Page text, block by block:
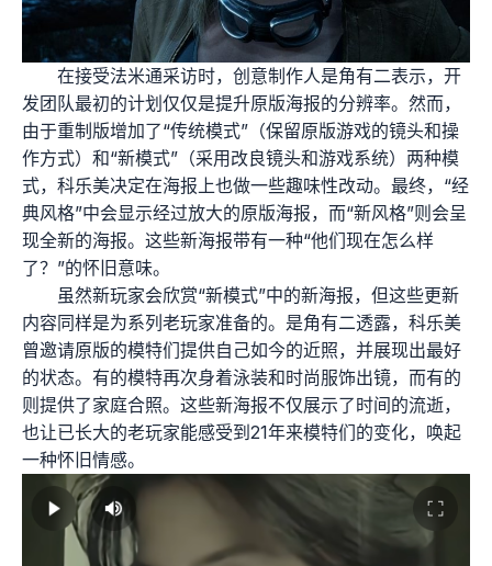
在接受法米通采访时，创意制作人是角有二表示，开
发团队最初的计划仅仅是提升原版海报的分辨率。然而，
由于重制版增加了“传统模式”（保留原版游戏的镜头和操
作方式）和“新模式”（采用改良镜头和游戏系统）两种模
式，科乐美决定在海报上也做一些趣味性改动。最终，“经
典风格”中会显示经过放大的原版海报，而“新风格”则会呈
现全新的海报。这些新海报带有一种“他们现在怎么样
了？”的怀旧意味。
虽然新玩家会欣赏“新模式”中的新海报，但这些更新
内容同样是为系列老玩家准备的。是角有二透露，科乐美
曾邀请原版的模特们提供自己如今的近照，并展现出最好
的状态。有的模特再次身着泳装和时尚服饰出镜，而有的
则提供了家庭合照。这些新海报不仅展示了时间的流逝，
也让已长大的老玩家能感受到21年来模特们的变化，唤起
一种怀旧情感。